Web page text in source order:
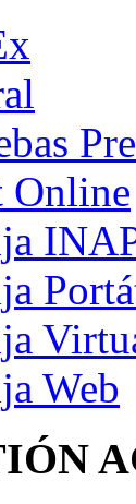
Online
Web